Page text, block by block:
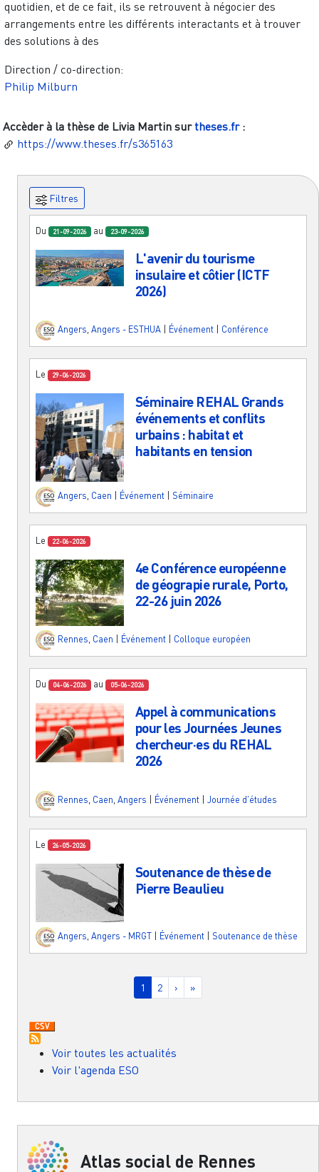
quotidien, et de ce fait, ils se retrouvent à négocier des
arrangements entre les différents interactants et à trouver
des solutions à des
Direction / co-direction:
Philip Milburn
Accèder à la thèse de Livia Martin surtheses.fr:
https://www.theses.fr/s365163
Filtres
Du 21-09-2026 au 23-09-2026
L'avenir du tourisme
insulaire et côtier (ICTF
2026)
Angers, Angers - ESTHUA Événement Conférence
Le 29-06-2026
Séminaire REHAL Grands
événements et conflits
urbains : habitat et
habitants en tension
Angers Caen Événement Séminaire
Le 22-06-2026
4e Conférence européenne
de géograpie rurale, Porto,
22-26 juin 2026
Rennes, Caen Événement Colloque européen
Du 04-06-2026 au 05-06-2026
Appel à communications
pour les Journées Jeunes
chercheur·es du REHAL
2026
Rennes Caen Angers Événement Journée d'études
Le 26-05-2026
Soutenance de thèse de
Pierre Beaulieu
Angers Angers - MRGT Événement Soutenance de thèse
Page courante
1 Page
2 Page suivante
› Dernière page
»
Voir toutes les actualités
Voir l'agenda ESO
Atlas social de Rennes